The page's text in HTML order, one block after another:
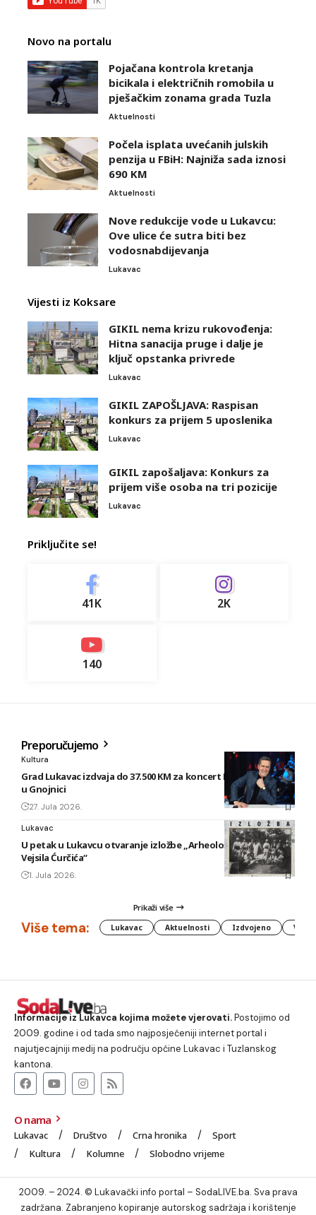
Novo na portalu
Pojačana kontrola kretanja
bicikala i električnih romobila u
pješačkim zonama grada Tuzla
Aktuelnosti
Počela isplata uvećanih julskih
penzija u FBiH: Najniža sada iznosi
690 KM
Aktuelnosti
Nove redukcije vode u Lukavcu:
Ove ulice će sutra biti bez
vodosnabdijevanja
Lukavac
Vijesti iz Koksare
GIKIL nema krizu rukovođenja:
Hitna sanacija pruge i dalje je
ključ opstanka privrede
Lukavac
GIKIL ZAPOŠLJAVA: Raspisan
konkurs za prijem 5 uposlenika
Lukavac
GIKIL zapošaljava: Konkurs za
prijem više osoba na tri pozicije
Lukavac
Priključite se!
41K 2K
140
Preporučujemo
Kultura
Grad Lukavac izdvaja do 37.500 KM za koncert Enesa Begovića
u Gnojnici
27. Jula 2026.
Lukavac
U petak u Lukavcu otvaranje izložbe „Arheološki foto tragovi
Vejsila Ćurčića“
1. Jula 2026.
Prikaži više
Više tema: Lukavac Aktuelnosti Izdvojeno
Informacije iz Lukavca kojima možete vjerovati.Postojimo od
2009. godine i od tada smo najposjećeniji internet portal i
najutjecajniji medij na području općine Lukavac i Tuzlanskog
kantona.
O nama
Lukavac Društvo Crna hronika
Sport
Kultura
Kolumne Slobodno vrijeme
2009. – 2024. © Lukavački info portal – SodaLIVE.ba. Sva prava
zadržana. Zabranjeno kopiranje autorskog sadržaja i korištenje